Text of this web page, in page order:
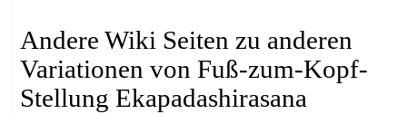
Andere Wiki Seiten zu anderen
Variationen von Fuß-zum-Kopf-
Stellung Ekapadashirasana